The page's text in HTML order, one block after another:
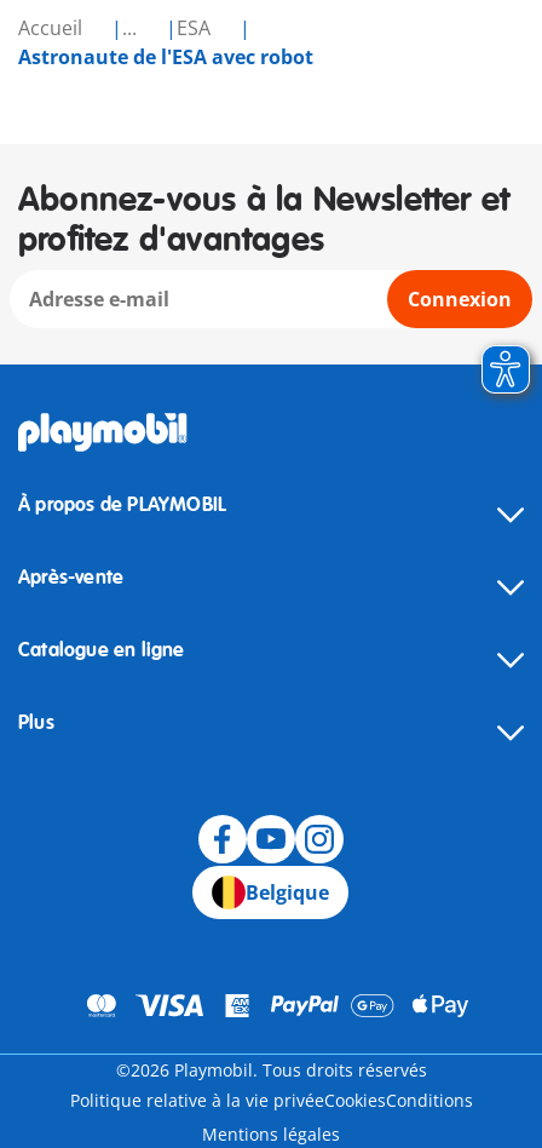
Accueil ...
ESA
Astronaute de l'ESA avec robot
Abonnez-vous à la Newsletter et
profitez d'avantages
Connexion
À propos de PLAYMOBIL
Après-vente
Catalogue en ligne
Plus
Belgique
©2026 Playmobil. Tous droits réservés
Politique relative à la vie privéeCookiesConditions
Mentions légales